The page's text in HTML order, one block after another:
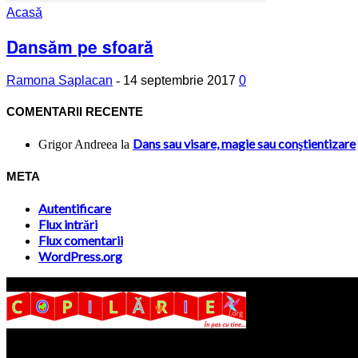
Acasă
Dansăm pe sfoară
Ramona Saplacan - 14 septembrie 2017 0
COMENTARII RECENTE
Grigor Andreea la Dans sau visare, magie sau conştientizare
META
Autentificare
Flux intrări
Flux comentarii
WordPress.org